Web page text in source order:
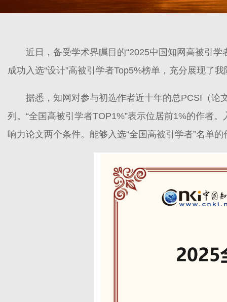
近日，备受学术界瞩目的“2025中国知网高被引
成功入选“设计”高被引学者Top5%榜单，充分展现了
据悉，知网对参与初选作者近十年的总PCSI（论
列。“全国高被引学者TOP1%”表示位居前1%的作者
响力论文两个条件。能够入选“全国高被引学者”名单